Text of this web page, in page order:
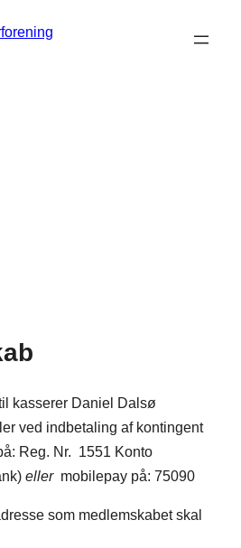
kasserer Daniel Dalsø
ved indbetaling af kontingent
Reg. Nr. 1551 Konto
eller mobilepay på: 75090
som medlemskabet skal